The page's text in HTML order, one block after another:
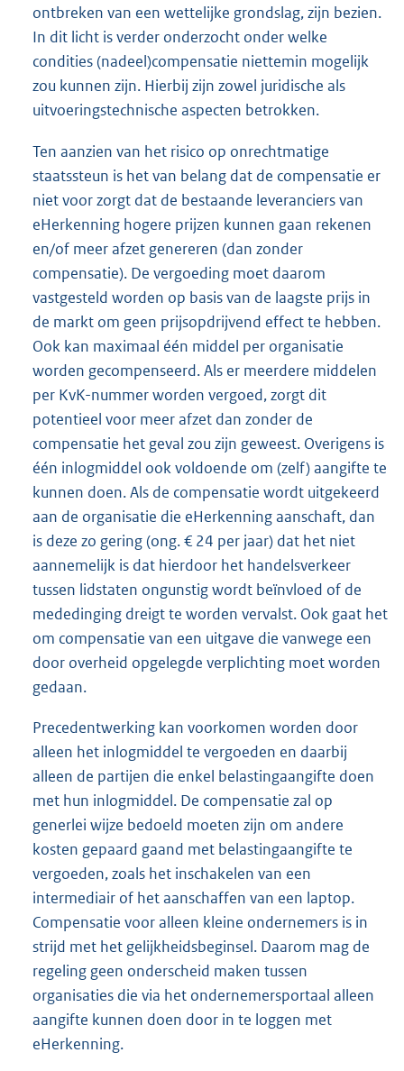
ontbreken van een wettelijke grondslag, zijn bezien.
In dit licht is verder onderzocht onder welke
condities (nadeel)compensatie niettemin mogelijk
zou kunnen zijn. Hierbij zijn zowel juridische als
uitvoeringstechnische aspecten betrokken.
Ten aanzien van het risico op onrechtmatige
staatssteun is het van belang dat de compensatie er
niet voor zorgt dat de bestaande leveranciers van
eHerkenning hogere prijzen kunnen gaan rekenen
en/of meer afzet genereren (dan zonder
compensatie). De vergoeding moet daarom
vastgesteld worden op basis van de laagste prijs in
de markt om geen prijsopdrijvend effect te hebben.
Ook kan maximaal één middel per organisatie
worden gecompenseerd. Als er meerdere middelen
per KvK-nummer worden vergoed, zorgt dit
potentieel voor meer afzet dan zonder de
compensatie het geval zou zijn geweest. Overigens is
één inlogmiddel ook voldoende om (zelf) aangifte te
kunnen doen. Als de compensatie wordt uitgekeerd
aan de organisatie die eHerkenning aanschaft, dan
is deze zo gering (ong. € 24 per jaar) dat het niet
aannemelijk is dat hierdoor het handelsverkeer
tussen lidstaten ongunstig wordt beïnvloed of de
mededinging dreigt te worden vervalst. Ook gaat het
om compensatie van een uitgave die vanwege een
door overheid opgelegde verplichting moet worden
gedaan.
Precedentwerking kan voorkomen worden door
alleen het inlogmiddel te vergoeden en daarbij
alleen de partijen die enkel belastingaangifte doen
met hun inlogmiddel. De compensatie zal op
generlei wijze bedoeld moeten zijn om andere
kosten gepaard gaand met belastingaangifte te
vergoeden, zoals het inschakelen van een
intermediair of het aanschaffen van een laptop.
Compensatie voor alleen kleine ondernemers is in
strijd met het gelijkheidsbeginsel. Daarom mag de
regeling geen onderscheid maken tussen
organisaties die via het ondernemersportaal alleen
aangifte kunnen doen door in te loggen met
eHerkenning.